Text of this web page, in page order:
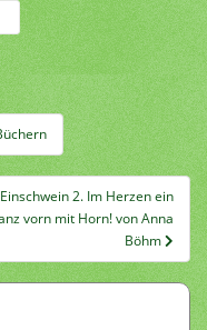
2. Im Herzen ein
vorn mit Horn! von Anna
Böhm